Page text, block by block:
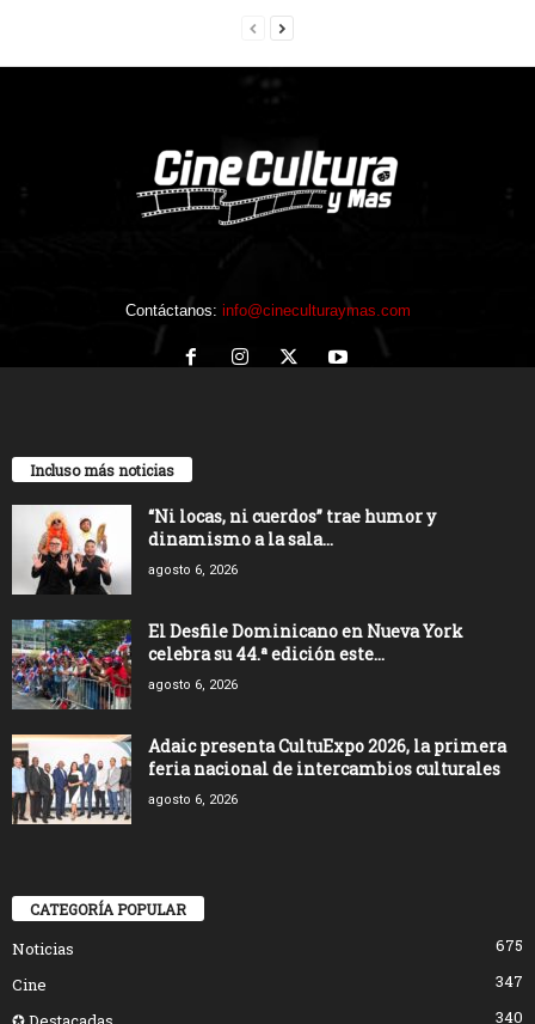
Contáctanos: info@cineculturaymas.com
Incluso más noticias
“Ni locas, ni cuerdos” trae humor y
dinamismo a la sala...
agosto 6, 2026
El Desfile Dominicano en Nueva York
celebra su 44.ª edición este...
agosto 6, 2026
Adaic presenta CultuExpo 2026, la primera
feria nacional de intercambios culturales
agosto 6, 2026
CATEGORÍA POPULAR
Noticias
675
Cine
347
340